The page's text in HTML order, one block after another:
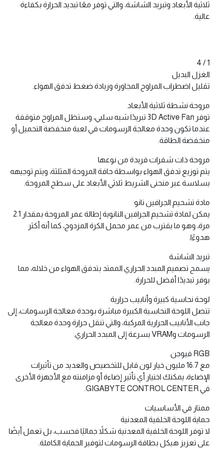
ثلاثية الأبعاد وتبريد الشاشة، والتي توفر معًا تبديد الحرارة بكفاءة
عالية.
1 / 4
الغزل البديل
تقليل اضطراب المراوح المجاورة وزيادة ضغط تدفق الهواء.
مروحة نشطة ثلاثية الأبعاد
توفر 3D Active Fan تبريدًا شبه سلبي، وستظل المراوح متوقفة
عندما تكون وحدة معالجة الرسومات في لعبة منخفضة التحميل أو
منخفضة الطاقة.
مروحة ذات شفرات فريدة من نوعها
يتم توزيع تدفق الهواء بواسطة حافة المروحة المثلثة، ويتم توجيهه
بسلاسة عبر منحنى الشريط ثلاثي الأبعاد على سطح المروحة.
مادة تشحيم الجرافين نانو
يمكن لمادة تشحيم الجرافين النانوية إطالة عمر المروحة بمقدار 2.1
مرة، وهو ما يقترب من عمر محمل الكرة المزدوج، كما أنه أكثر
هدوءًا.
تبريد الشاشة
يسمح تصميم المبدد الحراري الممتد بتدفق الهواء من خلاله، مما
يوفر تبديدًا أفضل للحرارة.
لوحة نحاسية كبيرة وأنابيب حرارية
تتصل اللوحة النحاسية الكبيرة مباشرة بوحدة معالجة الرسومات، إلى
جانب الأنابيب الحرارية المركبة، والتي تنقل حرارة وحدة معالجة
الرسومات وVRAM بسرعة إلى المبدد الحراري.
RGB فيوجن
مع 16.7 مليون خيار لون قابل للتخصيص والعديد من تأثيرات
الإضاءة، يمكنك اختيار أي تأثير إضاءة أو مزامنته مع الأجهزة الأخرى
في GIGABYTE CONTROL CENTER.
ممتاز في الأساسيات
حماية اللوحة الخلفية المعدنية
لا توفر اللوحة الخلفية المعدنية شكلاً جماليًا فحسب، بل تعمل أيضًا
على تعزيز هيكل بطاقة الرسومات لتوفير الحماية الكاملة.